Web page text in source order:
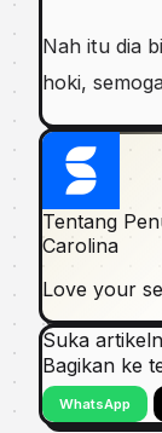
Nah itu dia
hoki,
Tentang
Carolina
Love your
Suka
Bagikan ke
WhatsApp